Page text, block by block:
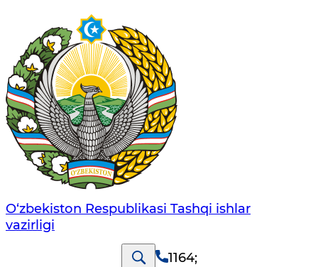
O‘zbеkistоn Rеspublikаsi Tashqi ishlаr
vаzirligi
1164;